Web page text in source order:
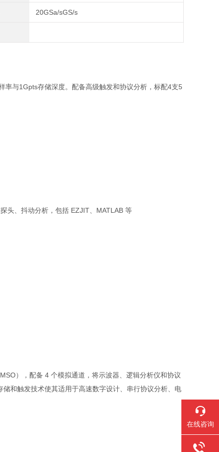
20GSa/sGS/s
与1Gpts存储深度。配备高级触发和协议分析，标配4支5
头、抖动分析，包括 EZJIT、MATLAB 等
），配备 4 个模拟通道，将示波器、逻辑分析仪和协议
和触发技术使其适用于高速数字设计、串行协议分析、电
在线咨询